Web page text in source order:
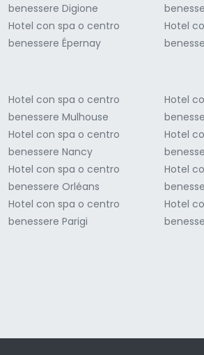
benessere Digione
Hotel con spa o centro
benessere Épernay
Hotel
Hotel con spa o centro
benessere Mulhouse
Hotel con spa o centro
benessere Nancy
Hotel con spa o centro
benessere Orléans
Hotel con spa o centro
benessere Parigi
Hotel
Hotel
Hotel
Hotel